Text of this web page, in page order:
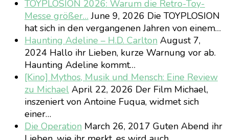
TOYPLOSION 2026: Warum die Retro-Toy-
Messe größer… June 9, 2026 Die TOYPLOSION
hat sich in den vergangenen Jahren von einem…
Haunting Adeline – H.D. Carlton August 7,
2024 Hallo ihr Lieben, kurze Warnung vor ab.
Haunting Adeline kommt…
[Kino] Mythos, Musik und Mensch: Eine Review
zu Michael April 22, 2026 Der Film Michael,
inszeniert von Antoine Fuqua, widmet sich
einer…
Die Operation March 26, 2017 Guten Abend ihr